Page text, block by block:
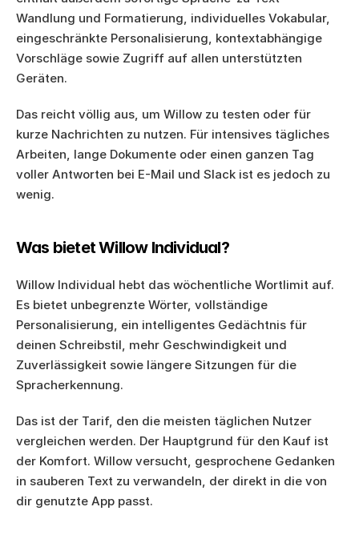
Wandlung und Formatierung, individuelles Vokabular,
eingeschränkte Personalisierung, kontextabhängige
Vorschläge sowie Zugriff auf allen unterstützten
Geräten.
Das reicht völlig aus, um Willow zu testen oder für
kurze Nachrichten zu nutzen. Für intensives tägliches
Arbeiten, lange Dokumente oder einen ganzen Tag
voller Antworten bei E-Mail und Slack ist es jedoch zu
wenig.
Was bietet Willow Individual?
Willow Individual hebt das wöchentliche Wortlimit auf.
Es bietet unbegrenzte Wörter, vollständige
Personalisierung, ein intelligentes Gedächtnis für
deinen Schreibstil, mehr Geschwindigkeit und
Zuverlässigkeit sowie längere Sitzungen für die
Spracherkennung.
Das ist der Tarif, den die meisten täglichen Nutzer
vergleichen werden. Der Hauptgrund für den Kauf ist
der Komfort. Willow versucht, gesprochene Gedanken
in sauberen Text zu verwandeln, der direkt in die von
dir genutzte App passt.